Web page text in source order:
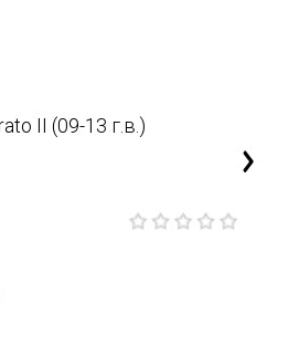
II (09-13 г.в.)